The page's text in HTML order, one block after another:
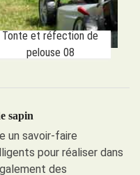
Tonte et réfection de
pelouse 08
sapin
un savoir-faire
pour réaliser dans
des